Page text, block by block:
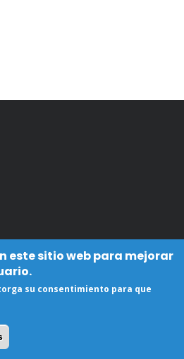
este sitio web para mejorar
su consentimiento para que